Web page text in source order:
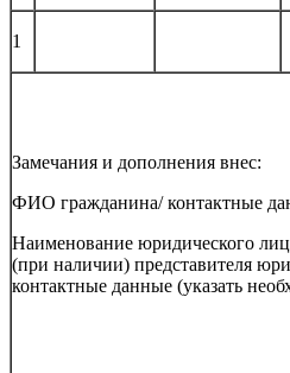
1
Замечания и дополнения внес:
ФИО гражданина/ контактные
Наименование юридического
(при наличии) представителя
контактные данные (указать